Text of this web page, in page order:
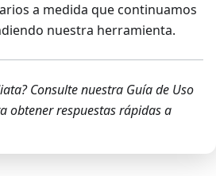
a medida que continuamos
nuestra herramienta.
Consulte nuestra Guía de Uso
obtener respuestas rápidas a